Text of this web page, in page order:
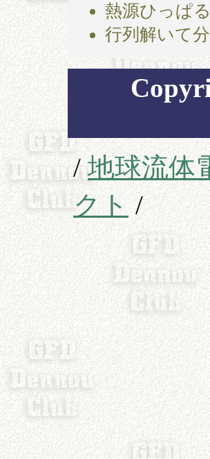
熱源ひっぱ
行列解いて
/地球流体
クト/